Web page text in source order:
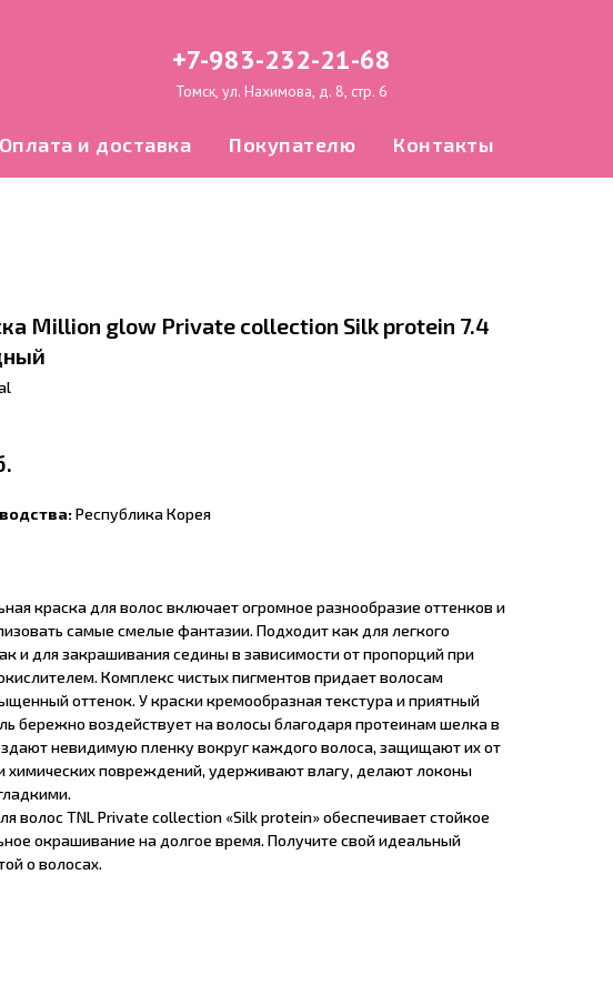
+7-983-232-21-68
Томск, ул. Нахимова, д. 8, стр. 6
Оплата и доставка Покупателю Контакты
Million glow Private collection Silk protein 7.4
Республика Корея
краска для волос включает огромное разнообразие оттенков и
самые смелые фантазии. Подходит как для легкого
и для закрашивания седины в зависимости от пропорций при
Комплекс чистых пигментов придает волосам
оттенок. У краски кремообразная текстура и приятный
бережно воздействует на волосы благодаря протеинам шелка в
невидимую пленку вокруг каждого волоса, защищают их от
химических повреждений, удерживают влагу, делают локоны
волос TNL Private collection «Silk protein» обеспечивает стойкое
окрашивание на долгое время. Получите свой идеальный
о волосах.